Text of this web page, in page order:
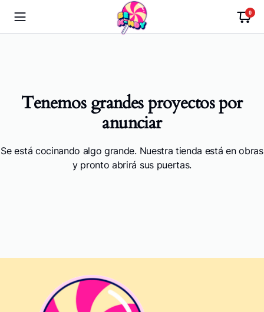
0
Tenemos grandes proyectos por
anunciar
Se está cocinando algo grande. Nuestra tienda está en obras
y pronto abrirá sus puertas.